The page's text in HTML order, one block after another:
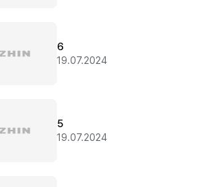
6
19.07.2024
5
19.07.2024